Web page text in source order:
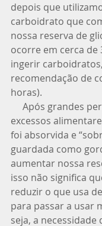
depois que
carboidrato que
nossa reserva de
ocorre em cerca de
ingerir
recomendação de
horas).
excessos
foi absorvida e
guardada como
aumentar nossa
isso não significa
reduzir o que usa
para passar a usar
seja, a necessidade